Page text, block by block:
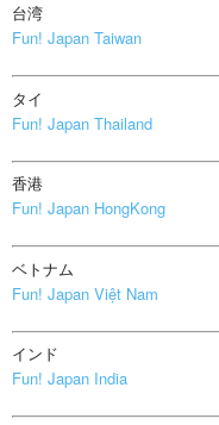
台湾
Fun! Japan Taiwan
タイ
Fun! Japan Thailand
香港
Fun! Japan HongKong
ベトナム
Fun! Japan Việt Nam
インド
Fun! Japan India